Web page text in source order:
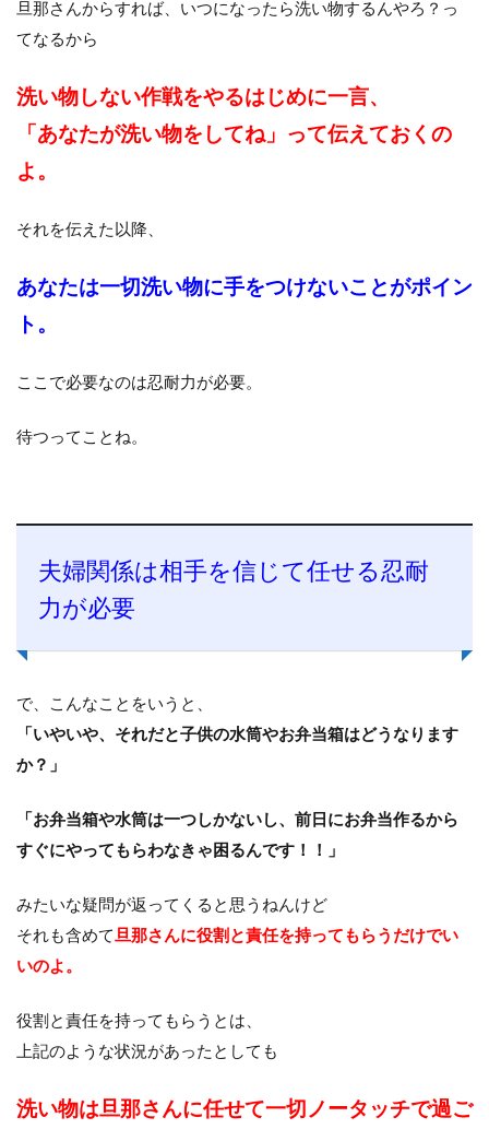
旦那さんからすれば、いつになったら洗い物するんやろ？っ
てなるから
洗い物しない作戦をやるはじめに一言、
「あなたが洗い物をしてね」って伝えておくの
よ。
それを伝えた以降、
あなたは一切洗い物に手をつけないことがポイン
ト。
ここで必要なのは忍耐力が必要。
待つってことね。
夫婦関係は相手を信じて任せる忍耐
力が必要
で、こんなことをいうと、
「いやいや、それだと子供の水筒やお弁当箱はどうなります
か？」
「お弁当箱や水筒は一つしかないし、前日にお弁当作るから
すぐにやってもらわなきゃ困るんです！！」
みたいな疑問が返ってくると思うねんけど
それも含めて旦那さんに役割と責任を持ってもらうだけでい
いのよ。
役割と責任を持ってもらうとは、
上記のような状況があったとしても
洗い物は旦那さんに任せて一切ノータッチで過ご